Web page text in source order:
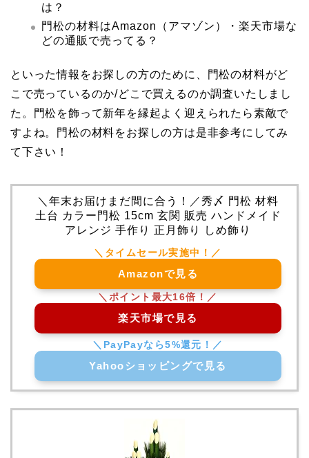
は？
門松の材料はAmazon（アマゾン）・楽天市場な
どの通販で売ってる？
といった情報をお探しの方のために、門松の材料がど
こで売っているのか/どこで買えるのか調査いたしまし
た。門松を飾って新年を縁起よく迎えられたら素敵で
すよね。門松の材料をお探しの方は是非参考にしてみ
て下さい！
＼年末お届けまだ間に合う！／秀〆 門松 材料
土台 カラー門松 15cm 玄関 販売 ハンドメイド
アレンジ 手作り 正月飾り しめ飾り
Amazonで見る
楽天市場で見る
Yahooショッピングで見る